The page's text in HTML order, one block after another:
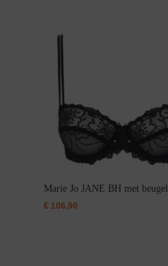
Marie Jo JANE BH met beugel
€ 106,90